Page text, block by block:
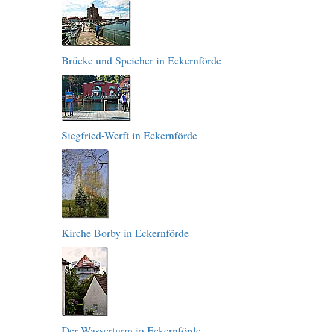
Brücke und Speicher in Eckernförde
Siegfried-Werft in Eckernförde
Kirche Borby in Eckernförde